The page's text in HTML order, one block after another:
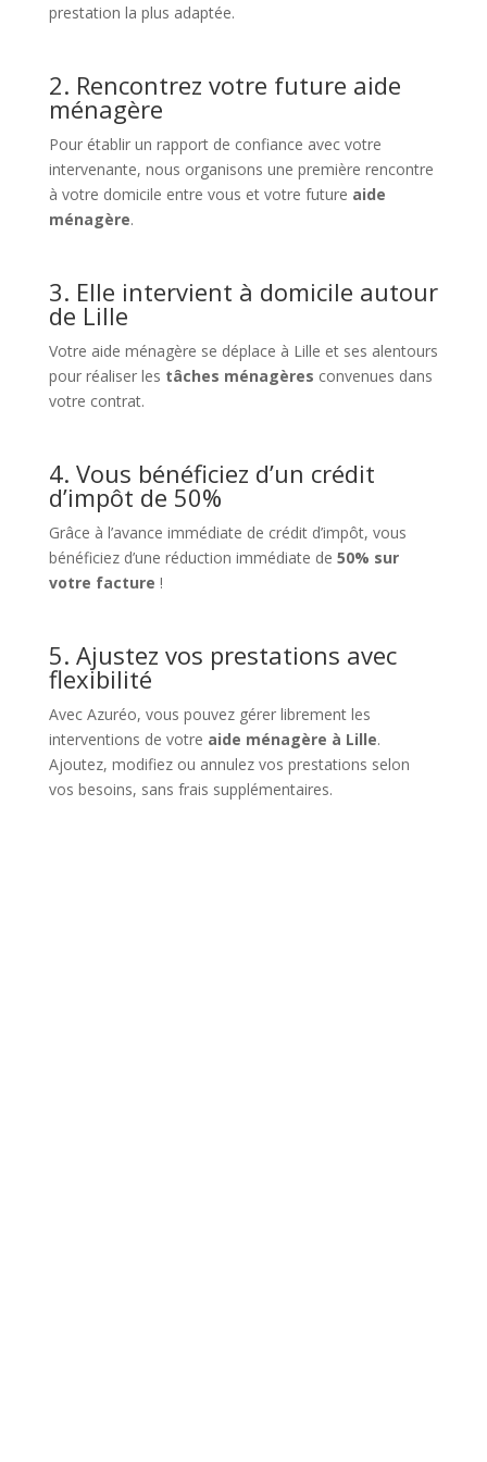
prestation la plus adaptée.
2. Rencontrez votre future aide
ménagère
Pour établir un rapport de confiance avec votre
intervenante, nous organisons une première rencontre
à votre domicile entre vous et votre future aide
ménagère.
3. Elle intervient à domicile autour
de Lille
Votre aide ménagère se déplace à Lille et ses alentours
pour réaliser les tâches ménagères convenues dans
votre contrat.
4. Vous bénéficiez d’un crédit
d’impôt de 50%
Grâce à l’avance immédiate de crédit d’impôt, vous
bénéficiez d’une réduction immédiate de 50% sur
votre facture !
5. Ajustez vos prestations avec
flexibilité
Avec Azuréo, vous pouvez gérer librement les
interventions de votre aide ménagère à Lille.
Ajoutez, modifiez ou annulez vos prestations selon
vos besoins, sans frais supplémentaires.